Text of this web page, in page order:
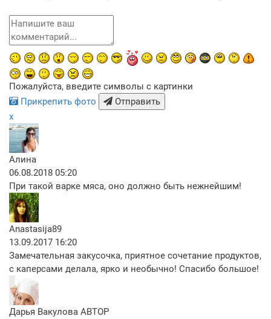
Пожалуйста, введите символы с картинки
Прикрепить фото
Отправить
x
Алина
06.08.2018 05:20
При такой варке мяса, оно должно быть нежнейшим!
Anastasija89
13.09.2017 16:20
Замечательная закусочка, приятное сочетание продуктов,
с каперсами делала, ярко и необычно! Спасибо большое!
Дарья Вакулова АВТОР